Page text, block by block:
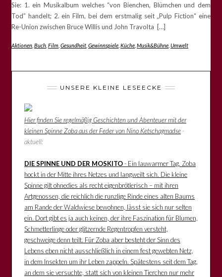
Sie: 1. ein Musikalbum welches “von Bienchen, Blümchen und dem
Tod” handelt; 2. ein Film, bei dem erstmalig seit „Pulp Fiction“ eine
Re-Union zwischen Bruce Willis und John Travolta […]
Aktionen Buch Film Gesundheit Gewinnspiele Küche Musik&Bühne Umwelt
UNSERE KLEINE LESEECKE
Hier finden Sie regelmäßig Geschichten und Abenteuer mit der
kleinen Spinne Zoba aus der Feder von Nino Ketschagmadse-
aktuell:
DIE SPINNE UND DER MOSKITO- Ein lauwarmer Tag. Zoba
hockt in der Mitte ihres Netzes und langweilt sich. Die kleine
Spinne gilt ohnedies als recht eigenbrötlerisch – mit ihren
Artgenossen, die reichlich die runzlige Rinde eines alten Baums
am Rande der Waldwiese bewohnen, lässt sie sich nur selten
ein. Dort gibt es ja auch keinen, der ihre Faszination für Blumen,
Schmetterlinge oder glitzernde Regentropfen versteht,
geschweige denn teilt. Für Zoba aber besteht der Sinn des
Lebens eben nicht ausschließlich in einem fest gewebten Netz,
in dem Insekten um ihr Leben zappeln. Spätestens seit dem Tag,
an dem sie versuchte, statt sich von kleinen Tierchen nur mehr